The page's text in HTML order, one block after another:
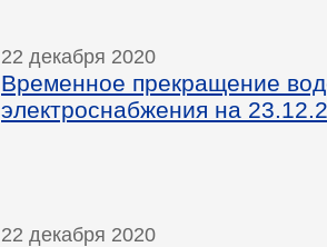
22 декабря 2020
Временное прекращение
электроснабжения на
22 декабря 2020